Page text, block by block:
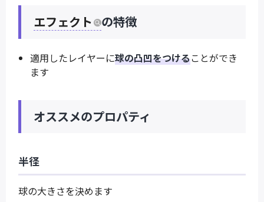
エフェクト の特徴
適用したレイヤーに球の凸凹をつけることができ
ます
オススメのプロパティ
半径
球の大きさを決めます